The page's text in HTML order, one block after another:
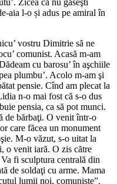
aia l-o și adus pe amiral în
vostru Dimitrie să ne
comunist. Acasă m-am
cu barosu’ în aşchiile
plumbu’. Acolo m-am şi
pensie. Cînd am plecat la
n-o mai fost că s-o dus
pensia, ca să pot munci.
de bărbaţi. O venit într-o
care făcea un monument
M-o văzut, s-o uitat la
o venit iară. O zis către
fi sculptura centrală din
de soldaţi cu arme. Mama
lumii noi, comuniste”.